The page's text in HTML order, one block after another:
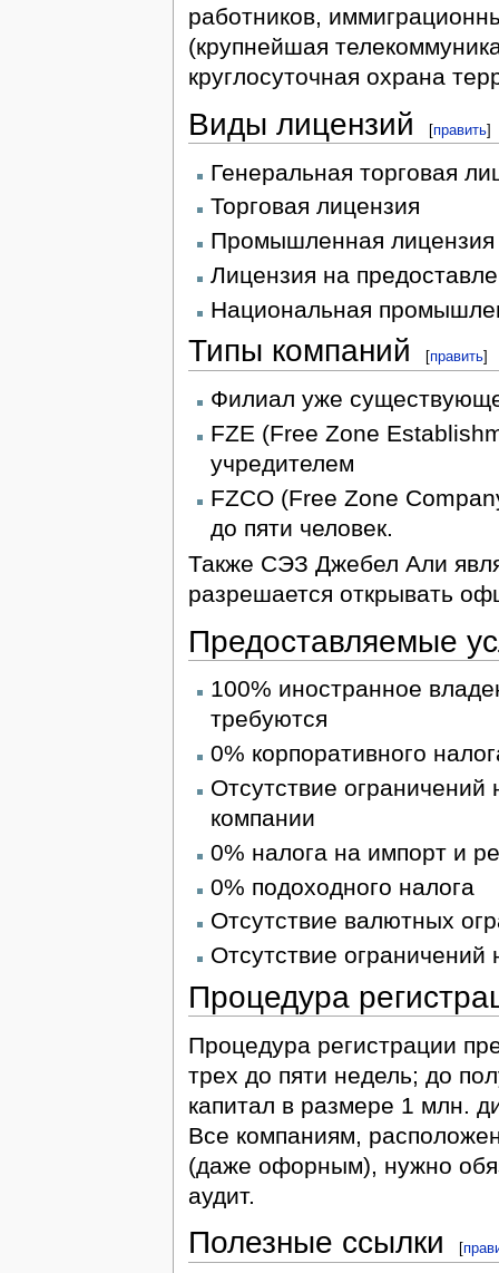
работников,
(крупнейшая
круглосуточная охрана
Виды лицензий [править]
Генеральная торговая
Торговая лицензия
Промышленная лицензия
Лицензия на
Национальная
Типы компаний [править]
Филиал уже
FZE (Free Zone
учредителем
FZCO (Free Zone
до пяти человек.
Также СЭЗ Джебел Али
разрешается открывать
Предоставляемые
100% иностранное
требуются
0% корпоративного
Отсутствие
компании
0% налога на импорт и
0% подоходного налога
Отсутствие валютных
Отсутствие
Процедура
Процедура регистрации
трех до пяти недель; до
капитал в размере 1 млн.
Все компаниям,
(даже офорным), нужно
аудит.
Полезные ссылки [